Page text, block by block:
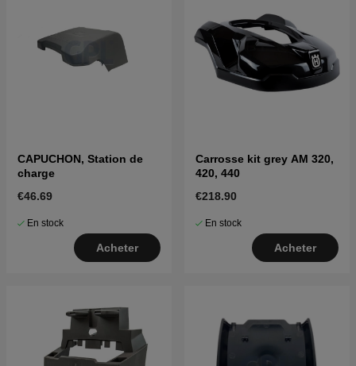
CAPUCHON, Station de
charge
€46.69
En stock
Acheter
Carrosse kit grey AM 320,
420, 440
€218.90
En stock
Acheter